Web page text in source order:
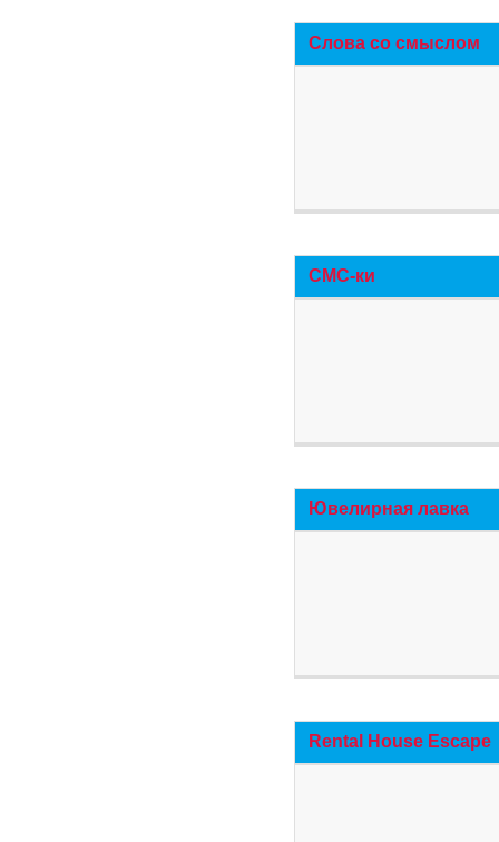
Слова со смыслом
СМС-ки
Ювелирная лавка
Rental House Escape